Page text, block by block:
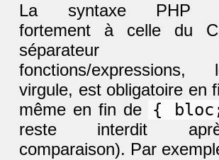
La syntaxe PHP
fortement à celle du
séparateur
fonctions/
virgule, est obligatoire en
même en fin de
{
reste interdit
comparaison). Par